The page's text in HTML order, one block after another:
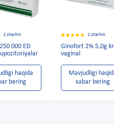
2 sharhni
000 ED
haqida
bering
2 sharhni
Ginofort 2% 5,0g
vaginal
Mavjudligi
xabar bering